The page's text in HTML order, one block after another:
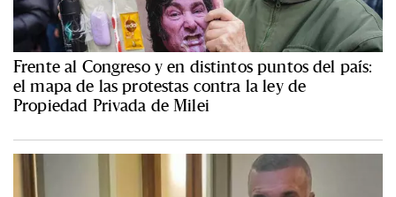
Frente al Congreso y en distintos puntos del país:
el mapa de las protestas contra la ley de
Propiedad Privada de Milei